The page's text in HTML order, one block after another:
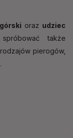
oraz udziec
także
pierogów,